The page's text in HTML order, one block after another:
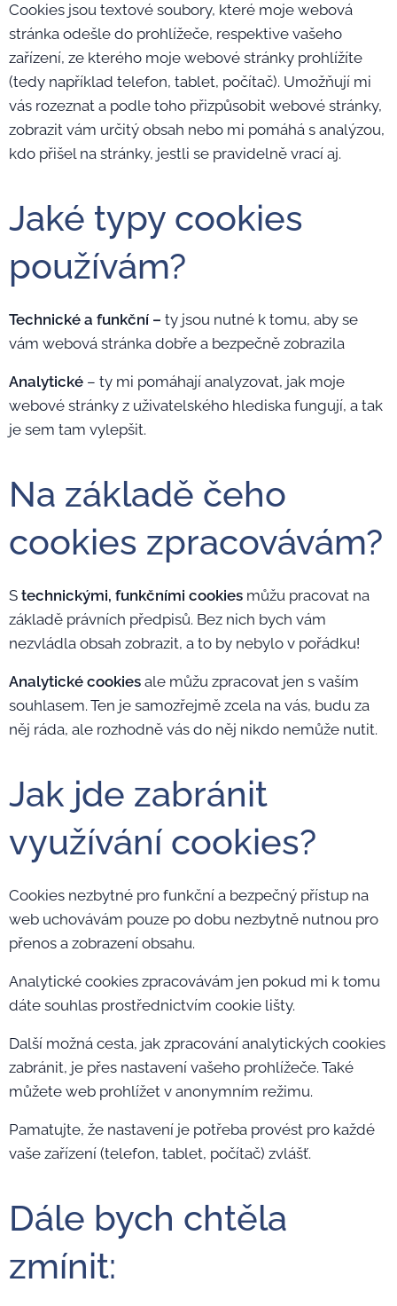
Cookies jsou textové soubory, které moje webová
stránka odešle do prohlížeče, respektive vašeho
zařízení, ze kterého moje webové stránky prohlížíte
(tedy například telefon, tablet, počítač). Umožňují mi
vás rozeznat a podle toho přizpůsobit webové stránky,
zobrazit vám určitý obsah nebo mi pomáhá s analýzou,
kdo přišel na stránky, jestli se pravidelně vrací aj.
Jaké typy cookies
používám?
Technické a funkční – ty jsou nutné k tomu, aby se
vám webová stránka dobře a bezpečně zobrazila
Analytické – ty mi pomáhají analyzovat, jak moje
webové stránky z uživatelského hlediska fungují, a tak
je sem tam vylepšit.
Na základě čeho
cookies zpracovávám?
S technickými, funkčními cookies můžu pracovat na
základě právních předpisů. Bez nich bych vám
nezvládla obsah zobrazit, a to by nebylo v pořádku!
Analytické cookies ale můžu zpracovat jen s vaším
souhlasem. Ten je samozřejmě zcela na vás, budu za
něj ráda, ale rozhodně vás do něj nikdo nemůže nutit.
Jak jde zabránit
využívání cookies?
Cookies nezbytné pro funkční a bezpečný přístup na
web uchovávám pouze po dobu nezbytně nutnou pro
přenos a zobrazení obsahu.
Analytické cookies zpracovávám jen pokud mi k tomu
dáte souhlas prostřednictvím cookie lišty.
Další možná cesta, jak zpracování analytických cookies
zabránit, je přes nastavení vašeho prohlížeče. Také
můžete web prohlížet v anonymním režimu.
Pamatujte, že nastavení je potřeba provést pro každé
vaše zařízení (telefon, tablet, počítač) zvlášť.
Dále bych chtěla
zmínit: